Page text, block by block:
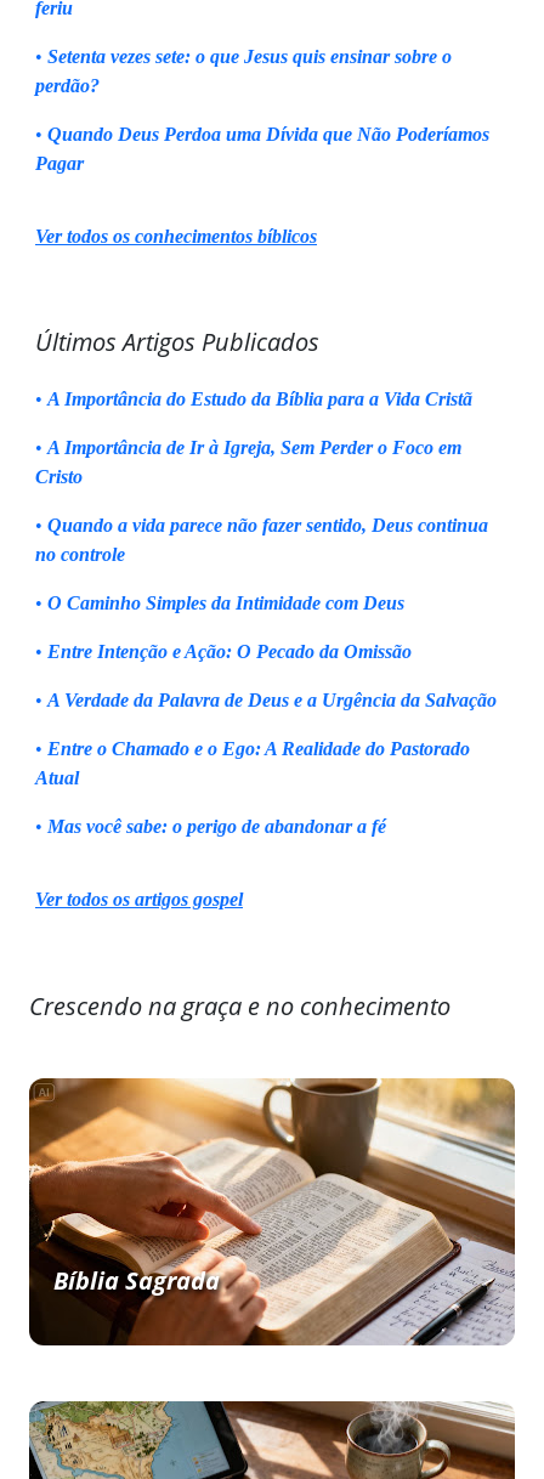
feriu
• Setenta vezes sete: o que Jesus quis ensinar sobre o
perdão?
• Quando Deus Perdoa uma Dívida que Não Poderíamos
Pagar
Ver todos os conhecimentos bíblicos
Últimos Artigos Publicados
• A Importância do Estudo da Bíblia para a Vida Cristã
• A Importância de Ir à Igreja, Sem Perder o Foco em
Cristo
• Quando a vida parece não fazer sentido, Deus continua
no controle
• O Caminho Simples da Intimidade com Deus
• Entre Intenção e Ação: O Pecado da Omissão
• A Verdade da Palavra de Deus e a Urgência da Salvação
• Entre o Chamado e o Ego: A Realidade do Pastorado
Atual
• Mas você sabe: o perigo de abandonar a fé
Ver todos os artigos gospel
Crescendo na graça e no conhecimento
Bíblia Sagrada